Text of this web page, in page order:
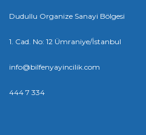
Dudullu Organize Sanayi Bölgesi
1. Cad. No: 12 Ümraniye/İstanbul
info@bilfenyayincilik.com
444 7 334